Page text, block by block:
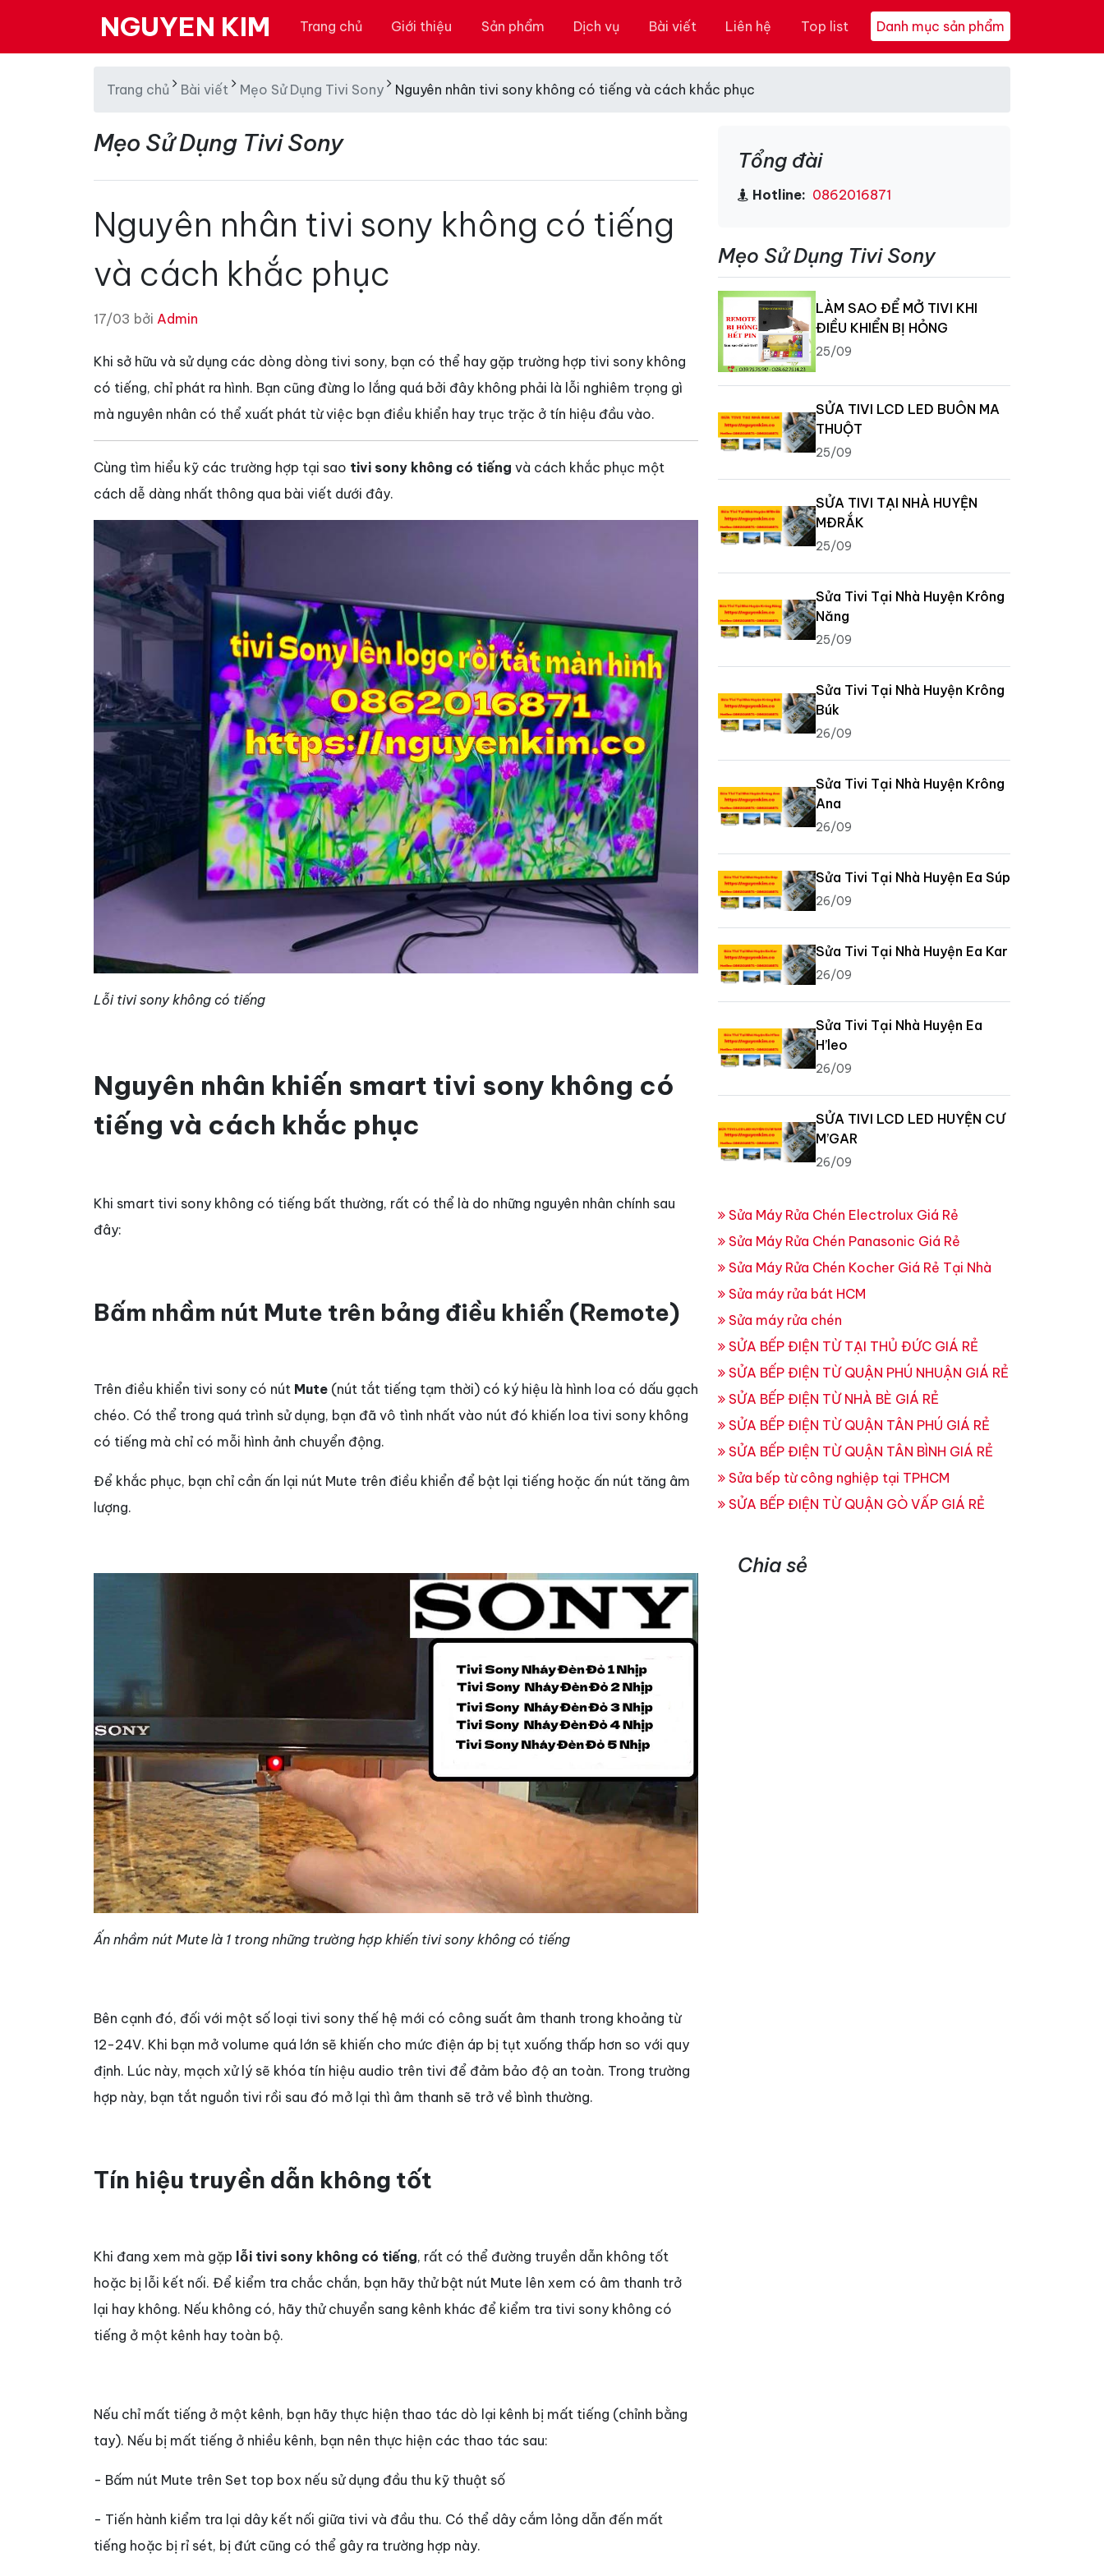
NGUYEN KIM Trang chủ Giới thiệu Sản phẩm Dịch vụ Bài viết Liên hệ Top list Danh mục sản phẩm
Trang chủ Bài viết Mẹo Sử Dụng Tivi Sony Nguyên nhân tivi sony không có tiếng và cách khắc phục
Mẹo Sử Dụng Tivi Sony
Nguyên nhân tivi sony không có tiếng
và cách khắc phục
17/03 bởi Admin
Khi sở hữu và sử dụng các dòng dòng tivi sony, bạn có thể hay gặp trường hợp tivi sony không
có tiếng, chỉ phát ra hình. Bạn cũng đừng lo lắng quá bởi đây không phải là lỗi nghiêm trọng gì
mà nguyên nhân có thể xuất phát từ việc bạn điều khiển hay trục trặc ở tín hiệu đầu vào.
Cùng tìm hiểu kỹ các trường hợp tại sao tivi sony không có tiếng và cách khắc phục một
cách dễ dàng nhất thông qua bài viết dưới đây.
Lỗi tivi sony không có tiếng
Nguyên nhân khiến smart tivi sony không có
tiếng và cách khắc phục
Khi smart tivi sony không có tiếng bất thường, rất có thể là do những nguyên nhân chính sau
đây:
Bấm nhầm nút Mute trên bảng điều khiển (Remote)
Trên điều khiển tivi sony có nút Mute (nút tắt tiếng tạm thời) có ký hiệu là hình loa có dấu gạch
chéo. Có thể trong quá trình sử dụng, bạn đã vô tình nhất vào nút đó khiến loa tivi sony không
có tiếng mà chỉ có mỗi hình ảnh chuyển động.
Để khắc phục, bạn chỉ cần ấn lại nút Mute trên điều khiển để bật lại tiếng hoặc ấn nút tăng âm
lượng.
Ấn nhầm nút Mute là 1 trong những trường hợp khiến tivi sony không có tiếng
Bên cạnh đó, đối với một số loại tivi sony thế hệ mới có công suất âm thanh trong khoảng từ
12-24V. Khi bạn mở volume quá lớn sẽ khiến cho mức điện áp bị tụt xuống thấp hơn so với quy
định. Lúc này, mạch xử lý sẽ khóa tín hiệu audio trên tivi để đảm bảo độ an toàn. Trong trường
hợp này, bạn tắt nguồn tivi rồi sau đó mở lại thì âm thanh sẽ trở về bình thường.
Tín hiệu truyền dẫn không tốt
Khi đang xem mà gặp lỗi tivi sony không có tiếng, rất có thể đường truyền dẫn không tốt
hoặc bị lỗi kết nối. Để kiểm tra chắc chắn, bạn hãy thử bật nút Mute lên xem có âm thanh trở
lại hay không. Nếu không có, hãy thử chuyển sang kênh khác để kiểm tra tivi sony không có
tiếng ở một kênh hay toàn bộ.
Nếu chỉ mất tiếng ở một kênh, bạn hãy thực hiện thao tác dò lại kênh bị mất tiếng (chỉnh bằng
tay). Nếu bị mất tiếng ở nhiều kênh, bạn nên thực hiện các thao tác sau:
- Bấm nút Mute trên Set top box nếu sử dụng đầu thu kỹ thuật số
- Tiến hành kiểm tra lại dây kết nối giữa tivi và đầu thu. Có thể dây cắm lỏng dẫn đến mất
tiếng hoặc bị rỉ sét, bị đứt cũng có thể gây ra trường hợp này.
Tổng đài
Hotline: 0862016871
Mẹo Sử Dụng Tivi Sony
LÀM SAO ĐỂ MỞ TIVI KHI
ĐIỀU KHIỂN BỊ HỎNG
25/09
SỬA TIVI LCD LED BUÔN MA
THUỘT
25/09
SỬA TIVI TẠI NHÀ HUYỆN
MĐRẮK
25/09
Sửa Tivi Tại Nhà Huyện Krông
Năng
25/09
Sửa Tivi Tại Nhà Huyện Krông
Búk
26/09
Sửa Tivi Tại Nhà Huyện Krông
Ana
26/09
Sửa Tivi Tại Nhà Huyện Ea Súp
26/09
Sửa Tivi Tại Nhà Huyện Ea Kar
26/09
Sửa Tivi Tại Nhà Huyện Ea
H’leo
26/09
SỬA TIVI LCD LED HUYỆN CƯ
M’GAR
26/09
Sửa Máy Rửa Chén Electrolux Giá Rẻ
Sửa Máy Rửa Chén Panasonic Giá Rẻ
Sửa Máy Rửa Chén Kocher Giá Rẻ Tại Nhà
Sửa máy rửa bát HCM
Sửa máy rửa chén
SỬA BẾP ĐIỆN TỪ TẠI THỦ ĐỨC GIÁ RẺ
SỬA BẾP ĐIỆN TỪ QUẬN PHÚ NHUẬN GIÁ RẺ
SỬA BẾP ĐIỆN TỪ NHÀ BÈ GIÁ RẺ
SỬA BẾP ĐIỆN TỪ QUẬN TÂN PHÚ GIÁ RẺ
SỬA BẾP ĐIỆN TỪ QUẬN TÂN BÌNH GIÁ RẺ
Sửa bếp từ công nghiệp tại TPHCM
SỬA BẾP ĐIỆN TỪ QUẬN GÒ VẤP GIÁ RẺ
Chia sẻ